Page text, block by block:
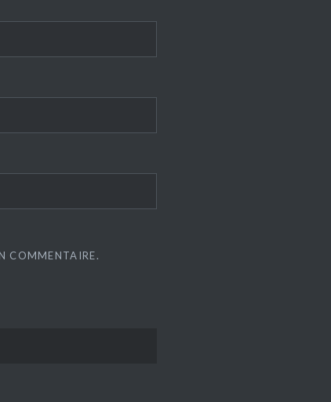
COMMENTAIRE.